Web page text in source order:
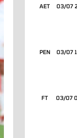
03/07
AET
03/07
PEN
03/07
FT